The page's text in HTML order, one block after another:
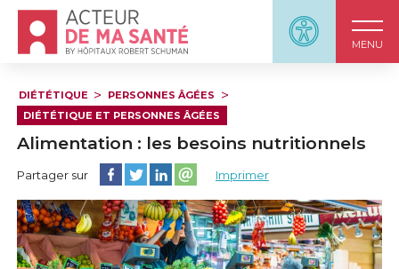
Panneau
MENU
Accueil - Acteur de ma santé, by HôpitauxRobert
DIÉTÉTIQUE
PERSONNES ÂGÉES
DIÉTÉTIQUE ET PERSONNES ÂGÉES
Alimentation : les besoins nutritionnels
Partager sur Partager cette page sur Facebook
Partager cette page sur Twitter
Partager cette page sur LinkedIn
Partager cette page sur email
Imprimer